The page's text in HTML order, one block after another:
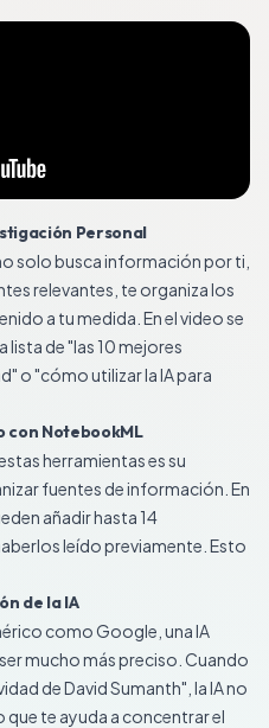
Personal
solo busca información por ti,
relevantes, te organiza los
a tu medida. En el video se
lista de "las 10 mejores
o "cómo utilizar la IA para
con NotebookML
herramientas es su
fuentes de información. En
añadir hasta 14
leído previamente. Esto
de la IA
como Google, una IA
mucho más preciso. Cuando
de David Sumanth", la IA no
te ayuda a concentrar el